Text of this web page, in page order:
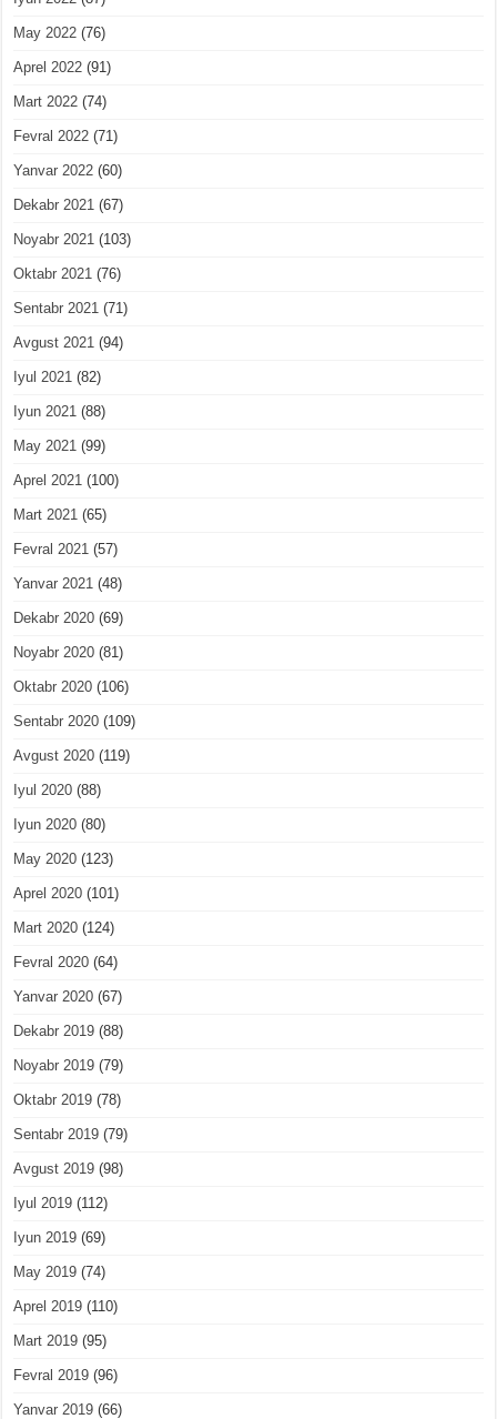
May 2022 (76)
Aprel 2022 (91)
Mart 2022 (74)
Fevral 2022 (71)
Yanvar 2022 (60)
Dekabr 2021 (67)
Noyabr 2021 (103)
Oktabr 2021 (76)
Sentabr 2021 (71)
Avgust 2021 (94)
Iyul 2021 (82)
Iyun 2021 (88)
May 2021 (99)
Aprel 2021 (100)
Mart 2021 (65)
Fevral 2021 (57)
Yanvar 2021 (48)
Dekabr 2020 (69)
Noyabr 2020 (81)
Oktabr 2020 (106)
Sentabr 2020 (109)
Avgust 2020 (119)
Iyul 2020 (88)
Iyun 2020 (80)
May 2020 (123)
Aprel 2020 (101)
Mart 2020 (124)
Fevral 2020 (64)
Yanvar 2020 (67)
Dekabr 2019 (88)
Noyabr 2019 (79)
Oktabr 2019 (78)
Sentabr 2019 (79)
Avgust 2019 (98)
Iyul 2019 (112)
Iyun 2019 (69)
May 2019 (74)
Aprel 2019 (110)
Mart 2019 (95)
Fevral 2019 (96)
Yanvar 2019 (66)